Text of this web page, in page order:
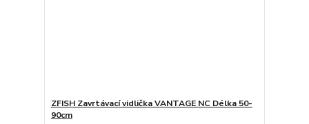
ZFISH Zavrtávací vidlička VANTAGE NC Délka 50-
90cm